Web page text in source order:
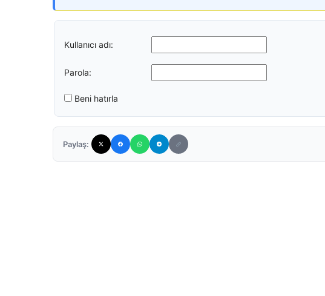
Kullanıcı adı:
Parola:
Beni hatırla
Paylaş: